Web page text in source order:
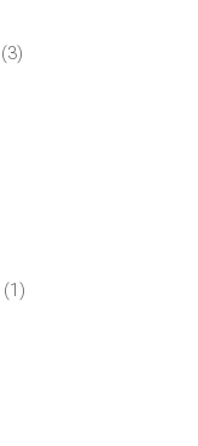
(3)
(1)